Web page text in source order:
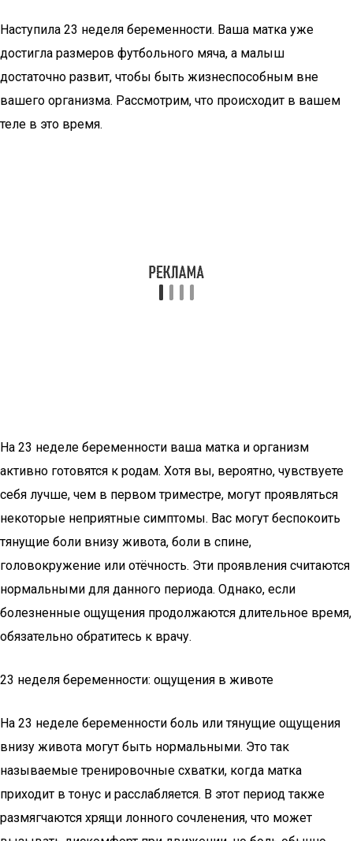
Наступила 23 неделя беременности. Ваша матка уже
достигла размеров футбольного мяча, а малыш
достаточно развит, чтобы быть жизнеспособным вне
вашего организма. Рассмотрим, что происходит в вашем
теле в это время.
На 23 неделе беременности ваша матка и организм
активно готовятся к родам. Хотя вы, вероятно, чувствуете
себя лучше, чем в первом триместре, могут проявляться
некоторые неприятные симптомы. Вас могут беспокоить
тянущие боли внизу живота, боли в спине,
головокружение или отёчность. Эти проявления считаются
нормальными для данного периода. Однако, если
болезненные ощущения продолжаются длительное время,
обязательно обратитесь к врачу.
23 неделя беременности: ощущения в животе
На 23 неделе беременности боль или тянущие ощущения
внизу живота могут быть нормальными. Это так
называемые тренировочные схватки, когда матка
приходит в тонус и расслабляется. В этот период также
размягчаются хрящи лонного сочленения, что может